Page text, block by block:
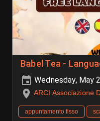
Babel Tea -
Wednesday, May
ARCI Associazione
appuntamento fisso